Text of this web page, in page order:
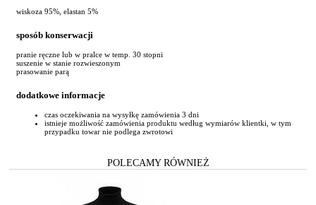
wiskoza 95%, elastan 5%
sposób konserwacji
pranie ręczne lub w pralce w temp. 30 stopni
suszenie w stanie rozwieszonym
prasowanie parą
dodatkowe informacje
czas oczekiwania na wysyłkę zamówienia 3 dni
istnieje możliwość zamówienia produktu według wymiarów klientki, w tym
przypadku towar nie podlega zwrotowi
POLECAMY RÓWNIEŻ